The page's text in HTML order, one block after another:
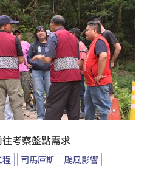
考察盤點需求
司馬庫斯 颱風影響